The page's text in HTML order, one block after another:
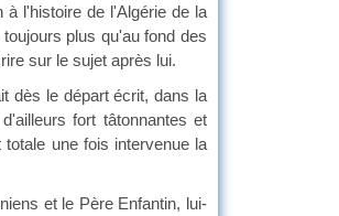
à l'histoire de l'Algérie de la
plus qu'au fond des
sur le sujet après lui.
le départ écrit, dans la
fort tâtonnantes et
une fois intervenue la
et le Père Enfantin, lui-